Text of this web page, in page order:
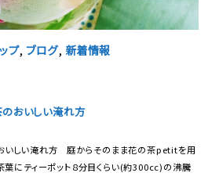
プ,ブログ, 新着情報
おいしい淹れ方
いしい淹れ方 庭からそのまま花の茶petitを用
にティーポット８分目くらい(約300cc)の沸騰